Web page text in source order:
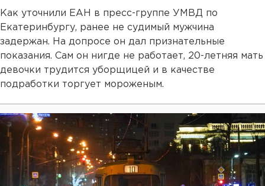
Как уточнили ЕАН в пресс-группе УМВД по
Екатеринбургу, ранее не судимый мужчина
задержан. На допросе он дал признательные
показания. Сам он нигде не работает, 20-летняя мать
девочки трудится уборщицей и в качестве
подработки торгует мороженым.